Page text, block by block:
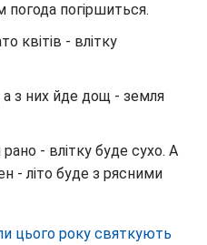
погіршиться.
квітів - влітку
а з них йде дощ - земля
- влітку буде сухо. А
- літо буде з рясними
цього року святкують